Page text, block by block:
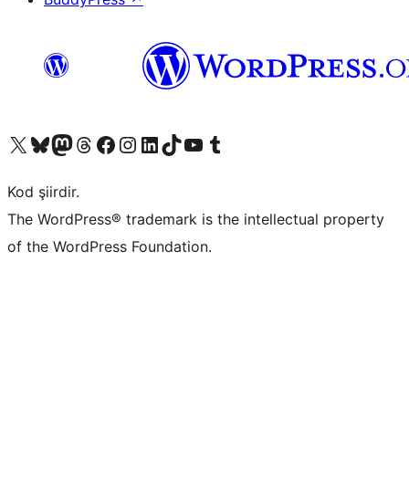
X (eski Twitter) hesabımıza bakın
Bluesky hesabımızı ziyaret edinMastodon hesabımızı ziyaret edinThreads hesabımızı ziyaret edinFacebook sayfamızı ziyaret edinInstagram hesabımızı ziyaret edinLinkedIn hesabımızı ziyaret edinTikTok hesabımızı ziyaret edinYouTube kanalımızı ziyaret edinTumblr hesabımızı ziyaret edin
Kod şiirdir.
The WordPress® trademark is the intellectual property
of the WordPress Foundation.